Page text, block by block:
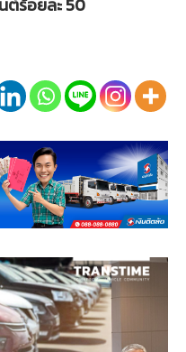
ต์ร้อยละ 50